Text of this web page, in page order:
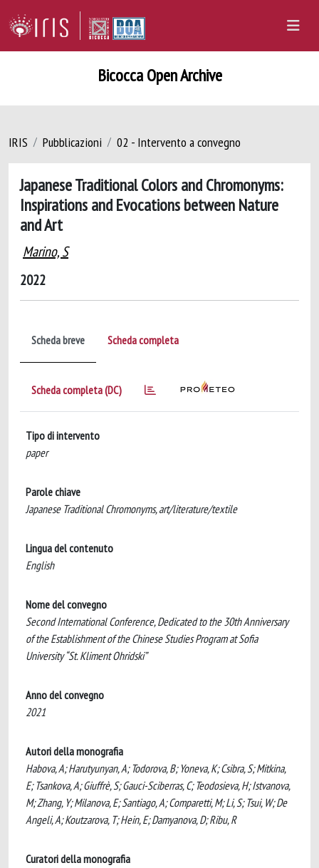
Bicocca Open Archive
IRIS Pubblicazioni 02 - Intervento a convegno
Japanese Traditional Colors and Chromonyms:
Inspirations and Evocations between Nature
and Art
Marino, S
2022
Scheda breve Scheda completa
Scheda completa (DC)
Tipo di intervento
paper
Parole chiave
Japanese Traditional Chromonyms, art/literature/textile
Lingua del contenuto
English
Nome del convegno
Second International Conference, Dedicated to the 30th Anniversary
of the Establishment of the Chinese Studies Program at Sofia
University “St. Kliment Ohridski”
Anno del convegno
2021
Autori della monografia
Habova, A; Harutyunyan, A; Todorova, B; Yoneva, K; Csibra, S; Mitkina,
E; Tsankova, A; Giuffrè, S; Gauci-Sciberras, C; Teodosieva, H; Istvanova,
M; Zhang, Y; Milanova, E; Santiago, A; Comparetti, M; Li, S; Tsui, W; De
Angeli, A; Koutzarova, T; Hein, E; Damyanova, D; Ribu, R
Curatori della monografia